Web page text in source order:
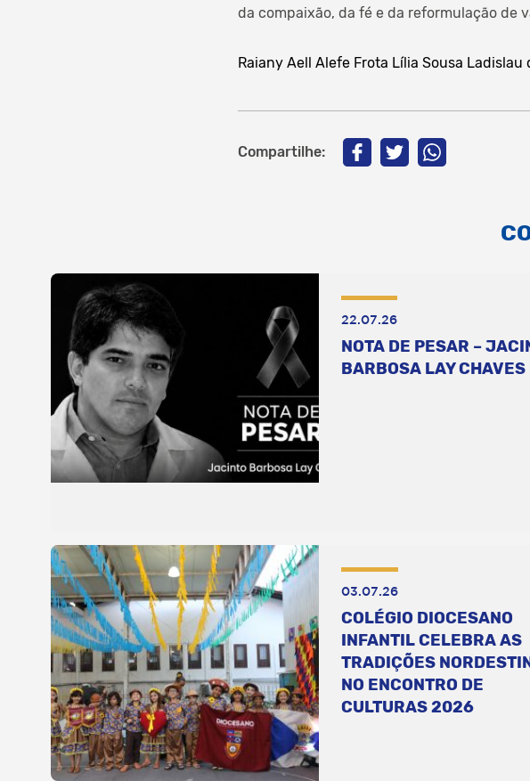
da compaixão, da fé e da reformulação de
Raiany Aell Alefe Frota Lília Sousa Ladislau
Compartilhe:
22.07.26
NOTA DE PESAR –
BARBOSA LAY CHAVES
03.07.26
COLÉGIO DIOCESANO
INFANTIL CELEBRA AS
TRADIÇÕES
NO ENCONTRO DE
CULTURAS 2026